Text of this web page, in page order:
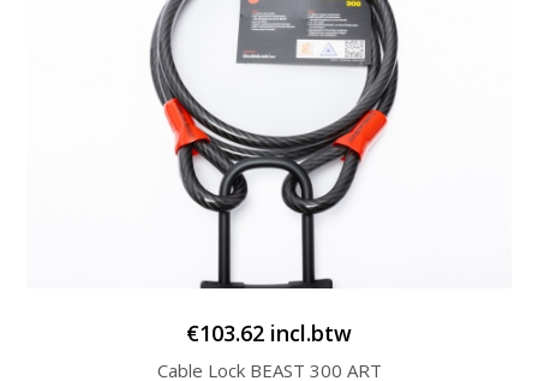
€103.62 incl.btw
Cable Lock BEAST 300 ART